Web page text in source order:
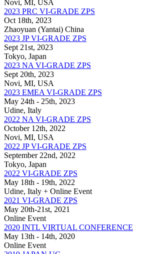
Novi, MI, USA
2023 PRC VI-GRADE ZPS
Oct 18th, 2023
Zhaoyuan (Yantai) China
2023 JP VI-GRADE ZPS
Sept 21st, 2023
Tokyo, Japan
2023 NA VI-GRADE ZPS
Sept 20th, 2023
Novi, MI, USA
2023 EMEA VI-GRADE ZPS
May 24th - 25th, 2023
Udine, Italy
2022 NA VI-GRADE ZPS
October 12th, 2022
Novi, MI, USA
2022 JP VI-GRADE ZPS
September 22nd, 2022
Tokyo, Japan
2022 VI-GRADE ZPS
May 18th - 19th, 2022
Udine, Italy + Online Event
2021 VI-GRADE ZPS
May 20th-21st, 2021
Online Event
2020 INTL VIRTUAL CONFERENCE
May 13th - 14th, 2020
Online Event